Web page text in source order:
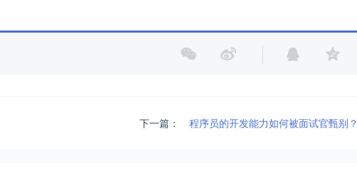
下一篇： 程序员的开发能力如何被面试官甄别？